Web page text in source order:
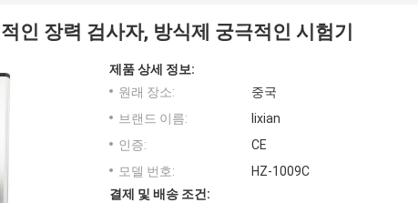
인 장력 검사자, 방식제 궁극적인 시험기
제품 상세 정보:
원래 장소:
중국
브랜드 이름:
lixian
인증:
CE
모델 번호:
HZ-1009C
결제 및 배송 조건: